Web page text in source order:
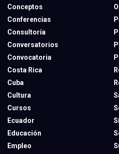
Conceptos
Conferencias
Consultoría
Conversatorios
Convocatoria
Costa Rica
Cuba
Cultura
Cursos
Ecuador
Educación
Empleo